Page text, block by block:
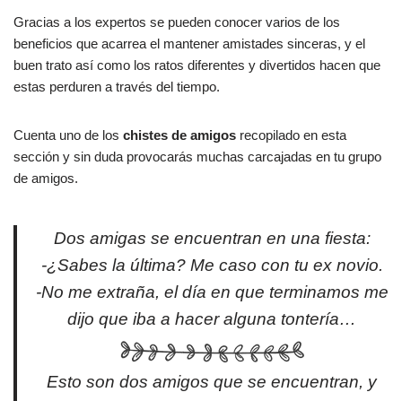
Gracias a los expertos se pueden conocer varios de los
beneficios que acarrea el mantener amistades sinceras, y el
buen trato así como los ratos diferentes y divertidos hacen que
estas perduren a través del tiempo.
Cuenta uno de los chistes de amigos recopilado en esta
sección y sin duda provocarás muchas carcajadas en tu grupo
de amigos.
Dos amigas se encuentran en una fiesta:
-¿Sabes la última? Me caso con tu ex novio.
-No me extraña, el día en que terminamos me
dijo que iba a hacer alguna tontería…
Esto son dos amigos que se encuentran, y